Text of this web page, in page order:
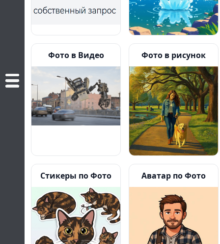
Фото в Видео Фото в рисунок
Стикеры по Фото Аватар по Фото